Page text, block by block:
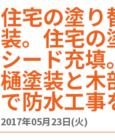
住宅の塗り
装。住宅の
シード充
樋塗装と木
で防水工事
2017年05月23日(火)